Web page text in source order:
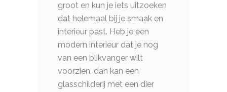
groot en kun je iets uitzoeken
dat helemaal bij je smaak en
interieur past. Heb je een
modern interieur dat je nog
van een blikvanger wilt
voorzien, dan kan een
glasschilderij met een dier